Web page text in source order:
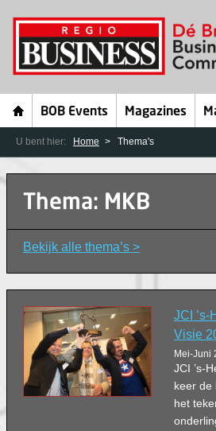
BOB Events Magazines
U bent hier: Home Thema's
Thema: MKB
Bekijk alle thema’s >
JCI
Visie
Mei-Juni
JCI ’s-
keer de
het